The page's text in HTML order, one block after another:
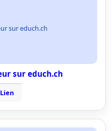
sur educh.ch
sur educh.ch